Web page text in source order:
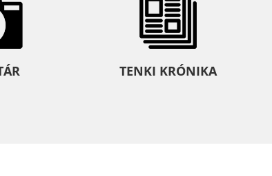
TENKI KRÓNIKA